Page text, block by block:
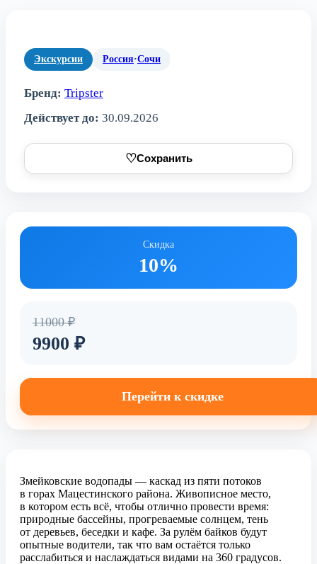
Экскурсии Россия·Сочи
Бренд: Tripster
Действует до: 30.09.2026
♡Сохранить
Скидка
10%
11000 ₽
9900 ₽
Перейти к скидке
Змейковские водопады — каскад из пяти потоков
в горах Мацестинского района. Живописное место,
в котором есть всё, чтобы отлично провести время:
природные бассейны, прогреваемые солнцем, тень
от деревьев, беседки и кафе. За рулём байков будут
опытные водители, так что вам остаётся только
расслабиться и наслаждаться видами на 360 градусов.